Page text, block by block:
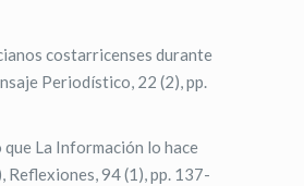
costarricenses durante
Periodístico, 22 (2), pp.
que La Información lo hace
94 (1), pp. 137-